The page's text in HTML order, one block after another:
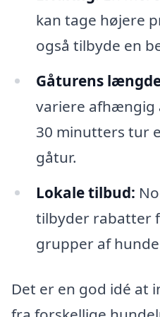
kan tage højere
også tilbyde en
Gåturens
variere afhængig
30 minutters tur
gåtur.
Lokale tilbud:
tilbyder rabatter
grupper af
Det er en god idé at